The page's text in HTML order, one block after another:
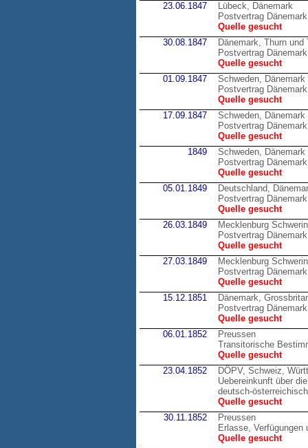
23.06.1847
Lübeck, Dänemark
Postvertrag
Quelle gesucht
30.08.1847
Dänemark, Thurn und
Postvertrag
Quelle gesucht
01.09.1847
Schweden, Dänemark
Postvertrag
Quelle gesucht
17.09.1847
Schweden, Dänemark
Postvertrag
Quelle gesucht
1849
Schweden, Dänemark
Postvertrag
Quelle gesucht
05.01.1849
Deutschland,
Postvertrag
Quelle gesucht
26.03.1849
Mecklenburg
Postvertrag
Quelle gesucht
27.03.1849
Mecklenburg
Postvertrag
Quelle gesucht
15.12.1851
Dänemark,
Postvertrag
Quelle gesucht
06.01.1852
Preussen
Transitorische
Quelle gesucht
23.04.1852
DÖPV, Schweiz,
Uebereinkunft über
deutsch-
Quelle gesucht
30.11.1852
Preussen
Erlasse,
Quelle gesucht